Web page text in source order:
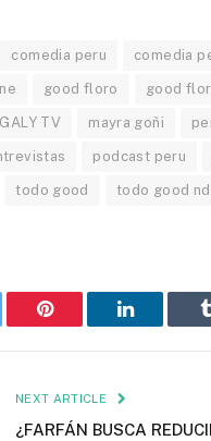
comedia peru comedia
good floro good
TV mayra goñi
podcast peru
todo good todo good
Pinterest LinkedIn
NEXT ARTICLE
¿FARFÁN BUSCA